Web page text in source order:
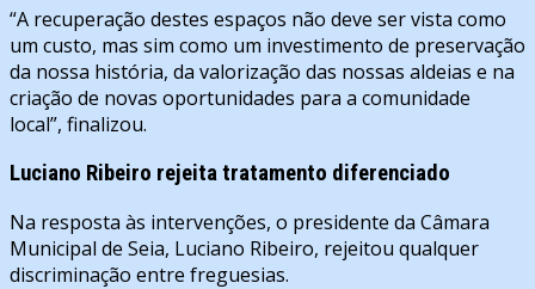
“A recuperação destes espaços não deve ser vista como
um custo, mas sim como um investimento de preservação
da nossa história, da valorização das nossas aldeias e na
criação de novas oportunidades para a comunidade
local”, finalizou.
Luciano Ribeiro rejeita tratamento diferenciado
Na resposta às intervenções, o presidente da Câmara
Municipal de Seia, Luciano Ribeiro, rejeitou qualquer
discriminação entre freguesias.